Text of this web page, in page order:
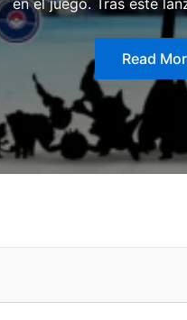
en el juego. Tras este
Read